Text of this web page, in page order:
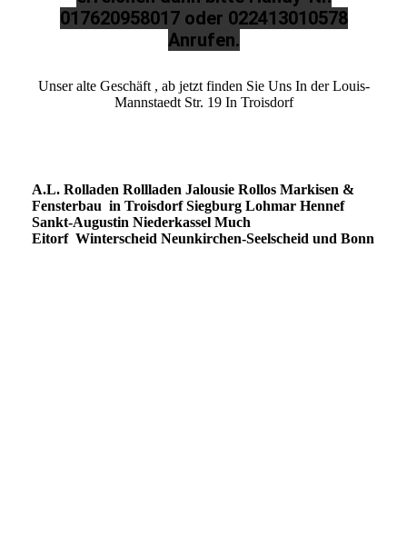
017620958017 oder 022413010578
Anrufen.
Unser alte Geschäft , ab jetzt finden Sie Uns In der Louis-
Mannstaedt Str. 19 In Troisdorf
A.L. Rolladen Rollladen Jalousie Rollos Markisen &
Fensterbau in Troisdorf Siegburg Lohmar Hennef
Sankt-Augustin Niederkassel Much
Eitorf Winterscheid Neunkirchen-Seelscheid und Bonn